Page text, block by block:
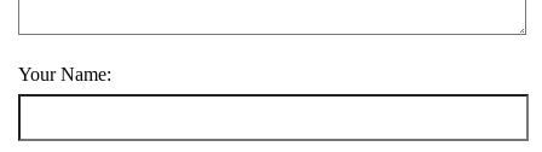
Your Name: